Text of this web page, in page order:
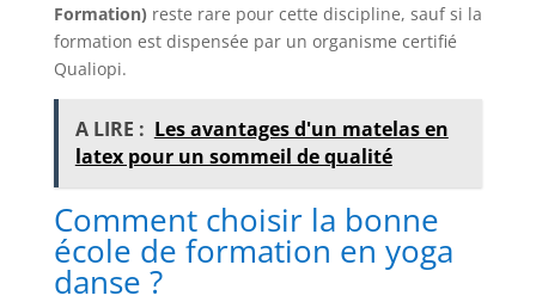
Formation) reste rare pour cette discipline, sauf si la
formation est dispensée par un organisme certifié
Qualiopi.
A LIRE : Les avantages d'un matelas en
latex pour un sommeil de qualité
Comment choisir la bonne
école de formation en yoga
danse ?